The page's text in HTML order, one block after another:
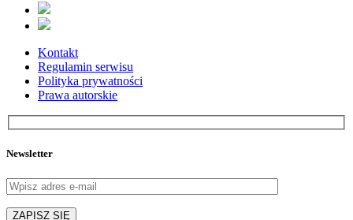
Kontakt
Regulamin serwisu
Polityka prywatności
Prawa autorskie
Newsletter